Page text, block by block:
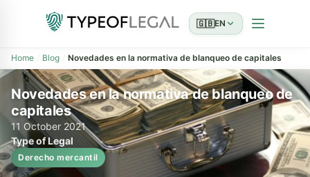
🇬🇧EN
Home Blog Novedades en la normativa de blanqueo de capitales
Novedades en la normativa de blanqueo de
capitales
11 October 2021
Type of Legal
Derecho mercantil